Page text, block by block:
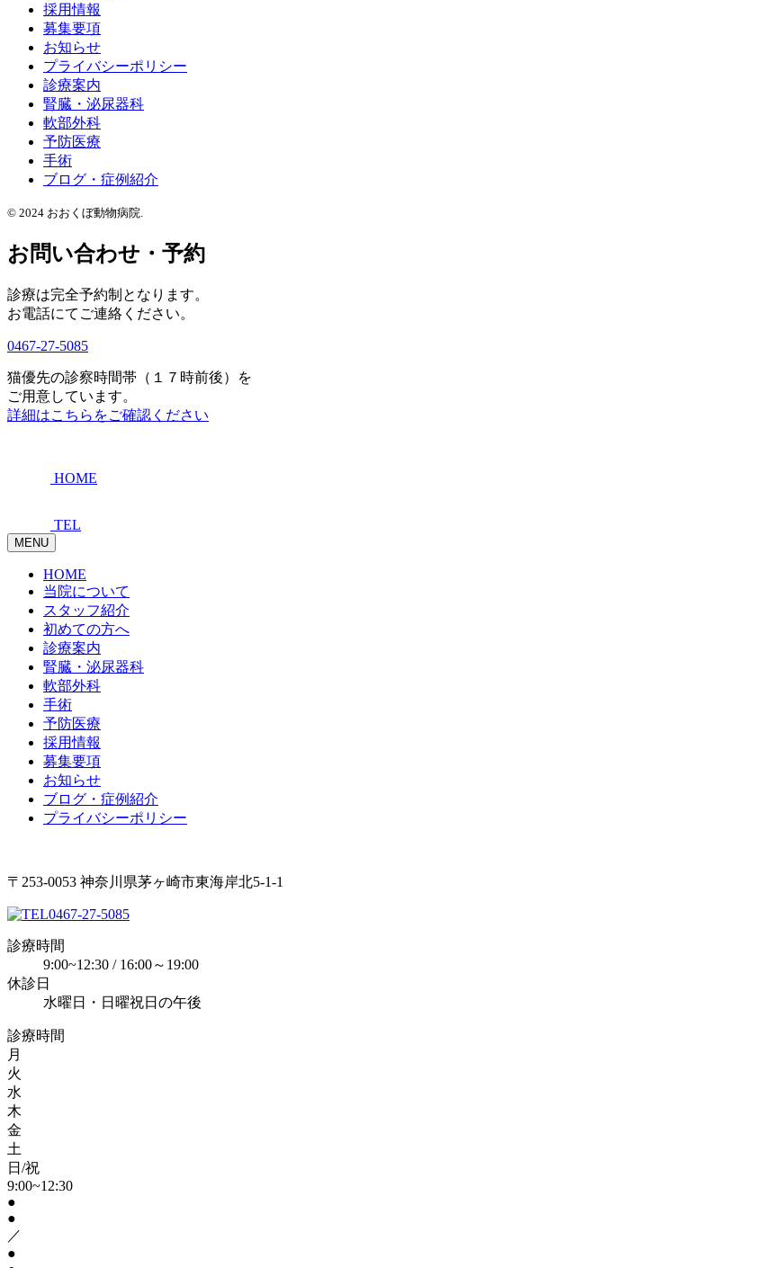
採用情報
募集要項
お知らせ
プライバシーポリシー
診療案内
腎臓・泌尿器科
軟部外科
予防医療
手術
ブログ・症例紹介
© 2024 おおくぼ動物病院.
お問い合わせ・予約
診療は完全予約制となります。
お電話にてご連絡ください。
0467-27-5085
猫優先の診察時間帯（１７時前後）を
ご用意しています。
詳細はこちらをご確認ください
HOME
TEL
MENU
HOME
当院について
スタッフ紹介
初めての方へ
診療案内
腎臓・泌尿器科
軟部外科
手術
予防医療
採用情報
募集要項
お知らせ
ブログ・症例紹介
プライバシーポリシー
〒253-0053 神奈川県茅ヶ崎市東海岸北5-1-1
0467-27-5085
診療時間
9:00~12:30 / 16:00～19:00
休診日
水曜日・日曜祝日の午後
診療時間
月
火
水
木
金
土
日/祝
9:00~12:30
●
●
／
●